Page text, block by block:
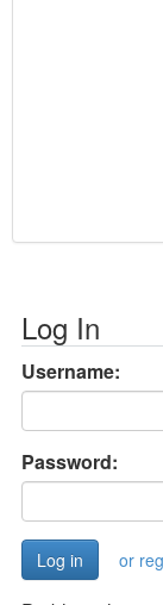
Log In
Username:
Password:
or